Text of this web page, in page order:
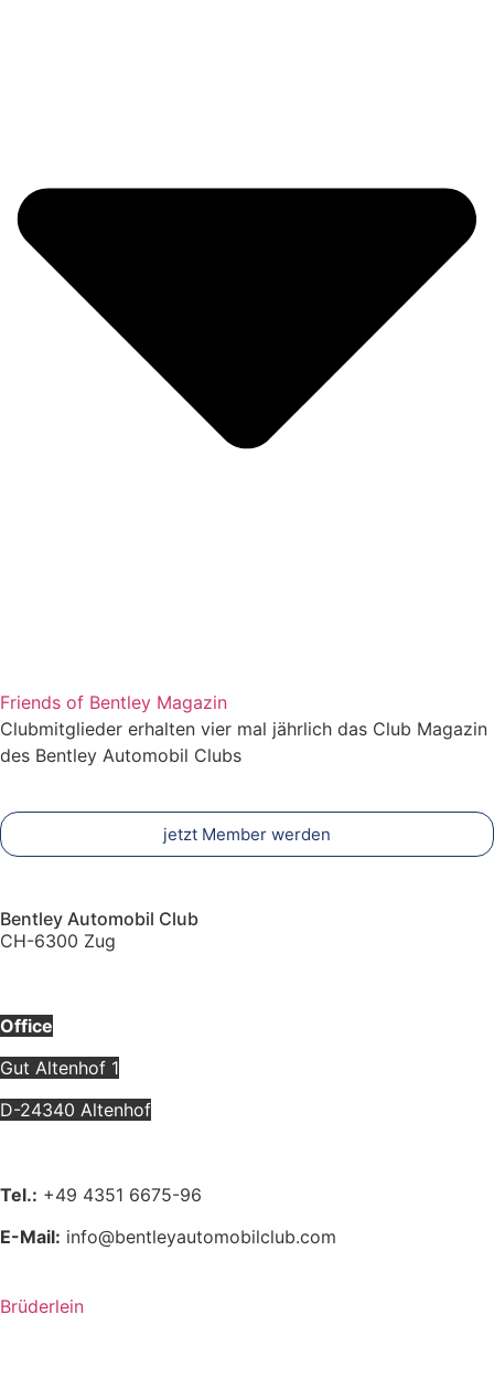
Friends of Bentley Magazin
Clubmitglieder erhalten vier mal jährlich das Club Magazin
des Bentley Automobil Clubs
jetzt Member werden
Bentley Automobil Club
CH-6300 Zug
Office
Gut Altenhof 1
D-24340 Altenhof
Tel.: +49 4351 6675-96
E-Mail: info@bentleyautomobilclub.com
Brüderlein